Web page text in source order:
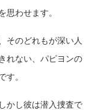
思わせます。
そのどれもが深い人
れない、パピヨンの
す。
かし彼は潜入捜査で